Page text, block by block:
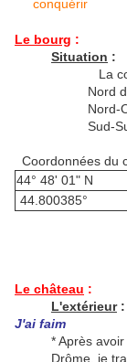
Le bourg :
Situation :
La
Nord
Nord-
Sud-
Coordonnées du
44° 48' 01" N
44.800385°
Le château :
L'extérieur:
J'ai faim
* Après
Drôme, je